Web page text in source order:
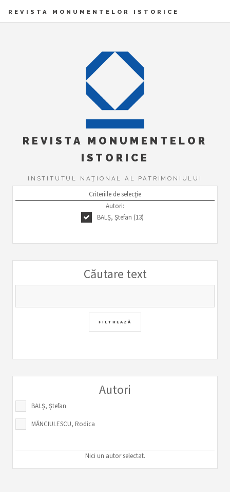
REVISTA MONUMENTELOR ISTORICE
REVISTA MONUMENTELOR
ISTORICE
INSTITUTUL NAŢIONAL AL PATRIMONIULUI
Criteriile de selecţie
Autori:
BALŞ, Ştefan (13)
Căutare text
Autori
BALȘ, Ștefan
MĂNCIULESCU, Rodica
Nici un autor selectat.